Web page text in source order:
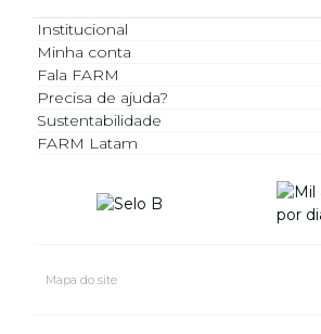
Institucional
Minha conta
Fala FARM
Precisa de ajuda?
Sustentabilidade
FARM Latam
Mapa do site